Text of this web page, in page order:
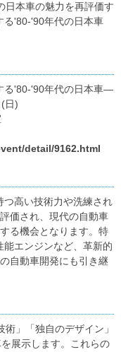
日本車の魅力を再評価す
'80-'90年代の日本車
る'80-'90年代の日本車―
日)
detail/9162.html
つ高い技術力や洗練され
価され、現代の自動車
る機会となります。特
エンジンなど、革新的
自動車開発にも引き継
」「独自のデザイン」
展示します。これらの